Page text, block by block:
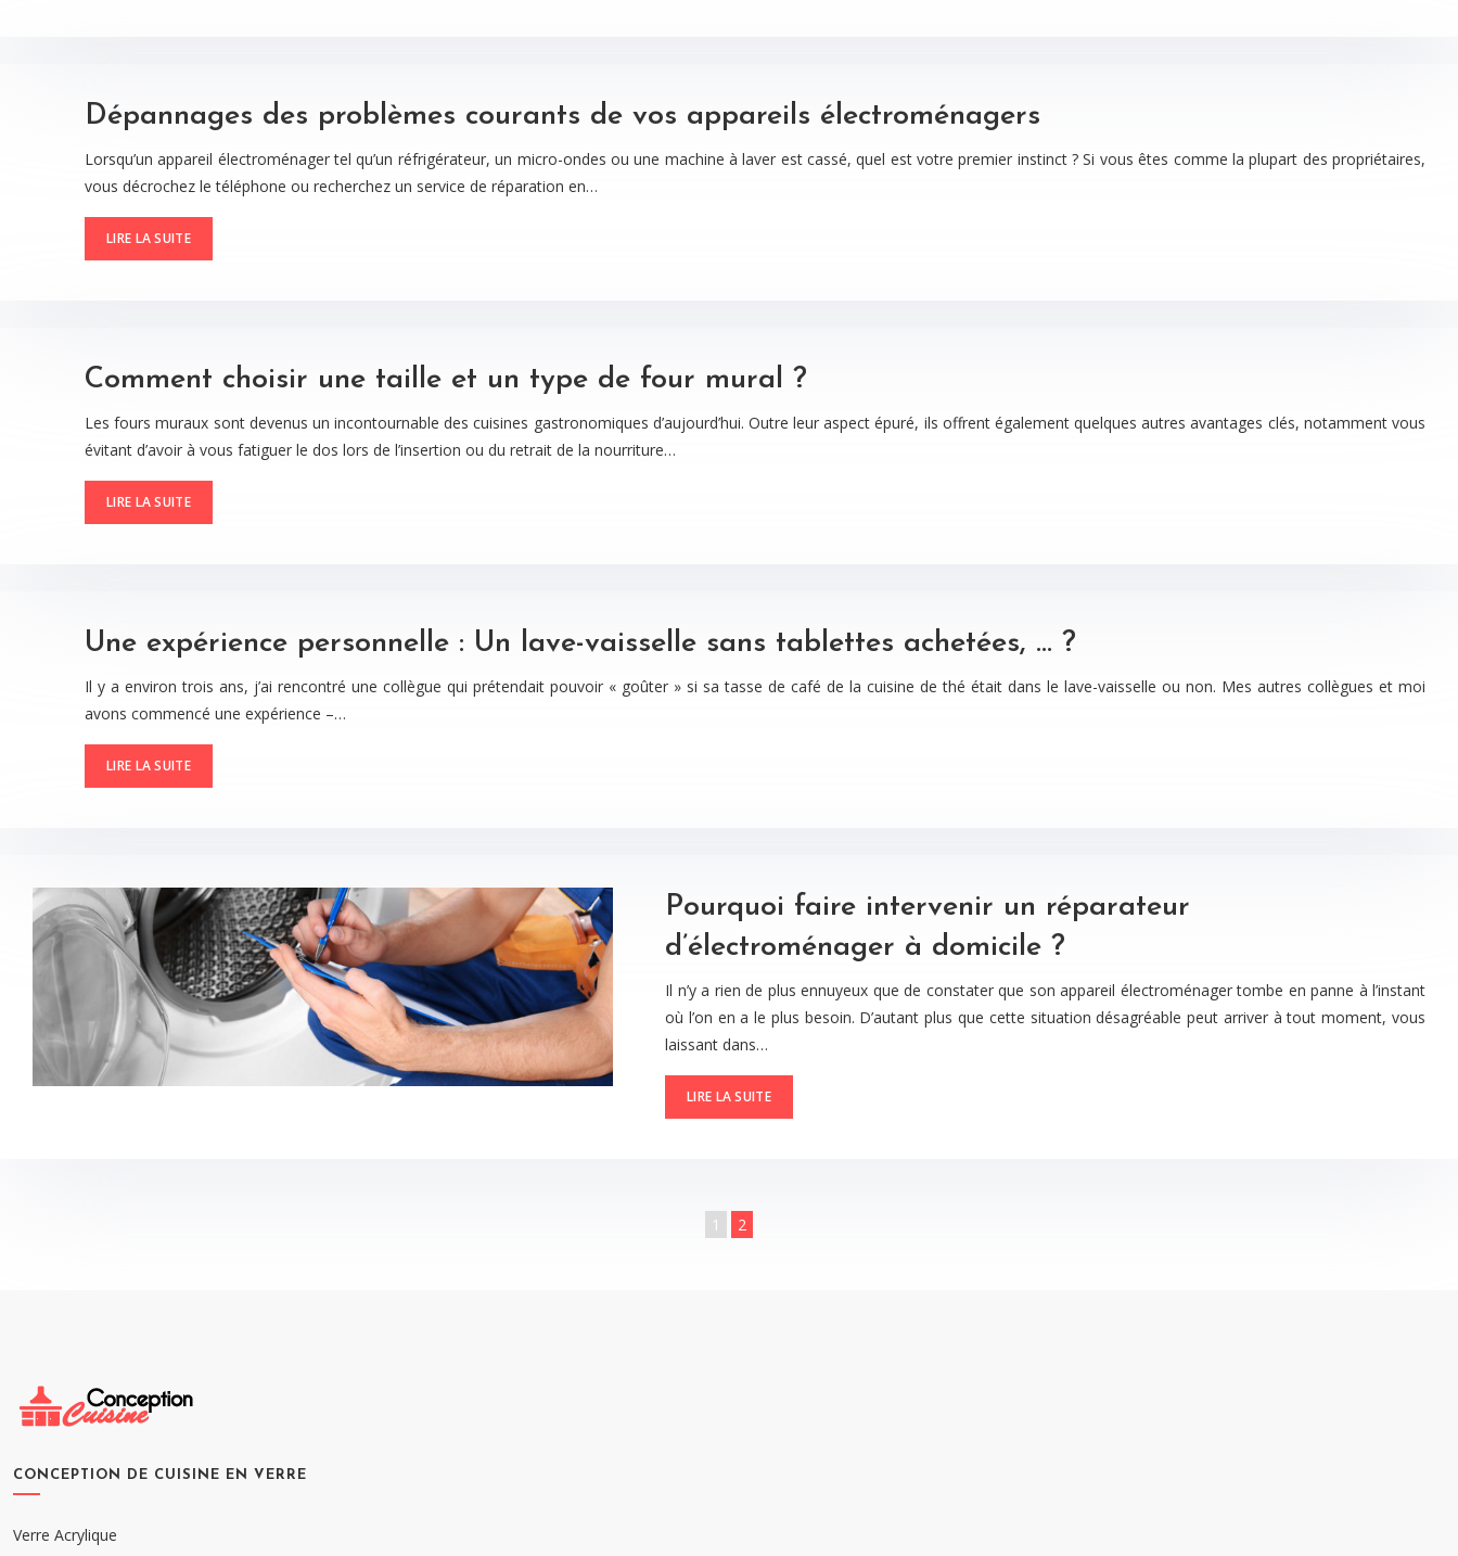
Dépannages des problèmes courants de vos appareils électroménagers
Lorsqu’un appareil électroménager tel qu’un réfrigérateur, un micro-ondes ou une machine à laver est cassé, quel est votre premier instinct ? Si vous êtes comme la plupart des propriétaires,
vous décrochez le téléphone ou recherchez un service de réparation en…
LIRE LA SUITE
Comment choisir une taille et un type de four mural ?
Les fours muraux sont devenus un incontournable des cuisines gastronomiques d’aujourd’hui. Outre leur aspect épuré, ils offrent également quelques autres avantages clés, notamment vous
évitant d’avoir à vous fatiguer le dos lors de l’insertion ou du retrait de la nourriture…
LIRE LA SUITE
Une expérience personnelle : Un lave-vaisselle sans tablettes achetées, … ?
Il y a environ trois ans, j’ai rencontré une collègue qui prétendait pouvoir « goûter » si sa tasse de café de la cuisine de thé était dans le lave-vaisselle ou non. Mes autres collègues et moi
avons commencé une expérience –…
LIRE LA SUITE
Pourquoi faire intervenir un réparateur
d’électroménager à domicile ?
Il n’y a rien de plus ennuyeux que de constater que son appareil électroménager tombe en panne à l’instant
où l’on en a le plus besoin. D’autant plus que cette situation désagréable peut arriver à tout moment, vous
laissant dans…
LIRE LA SUITE
1 2
CONCEPTION DE CUISINE EN VERRE
Verre Acrylique